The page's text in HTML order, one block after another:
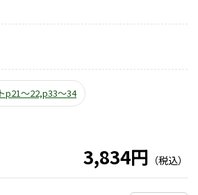
p21～22,p33～34
3,834円 （税込）